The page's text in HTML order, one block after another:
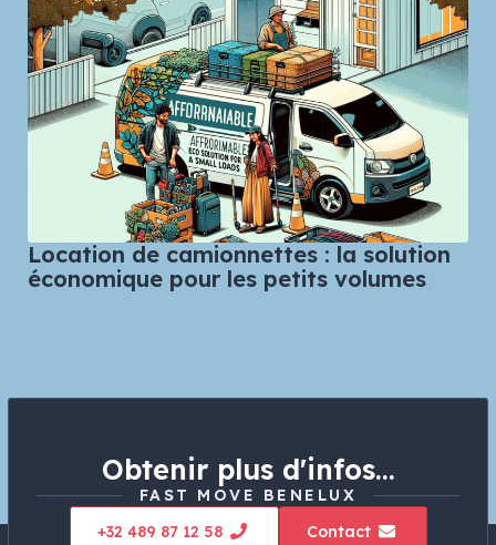
Location de camionnettes : la solution
économique pour les petits volumes
Obtenir plus d'infos...
FAST MOVE BENELUX
+32 489 87 12 58
Contact